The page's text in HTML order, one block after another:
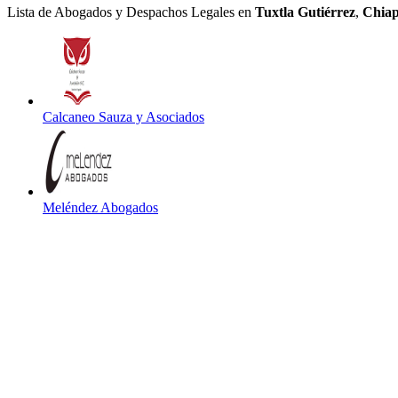
Lista de Abogados y Despachos Legales en Tuxtla Gutiérrez,
Calcaneo Sauza y Asociados
Meléndez Abogados